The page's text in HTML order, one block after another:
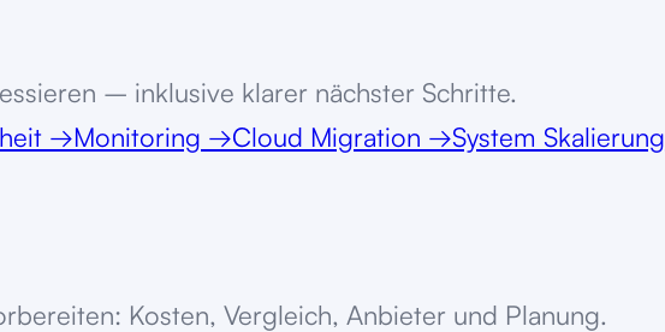
– inklusive klarer nächster Schritte.
→Monitoring →Cloud Migration →System Skalierung
Kosten, Vergleich, Anbieter und Planung.